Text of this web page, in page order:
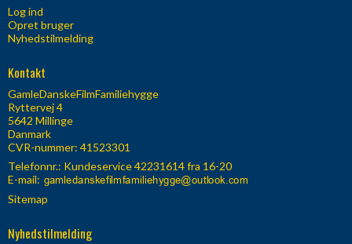
Log ind
Opret bruger
Nyhedstilmelding
Kontakt
GamleDanskeFilmFamiliehygge
Ryttervej 4
5642 Millinge
Danmark
CVR-nummer: 41523301
Telefonnr.: Kundeservice 42231614 fra 16-20
E-mail:
Sitemap
Nyhedstilmelding